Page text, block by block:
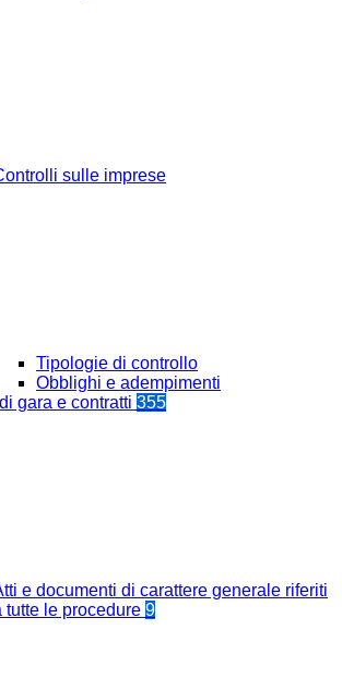
sulle imprese
Tipologie di controllo
Obblighi e adempimenti
gara e contratti 355
e documenti di carattere generale riferiti
tutte le procedure 9